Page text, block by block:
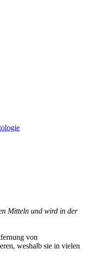
Mitteln und wird in der
von
weshalb sie in vielen